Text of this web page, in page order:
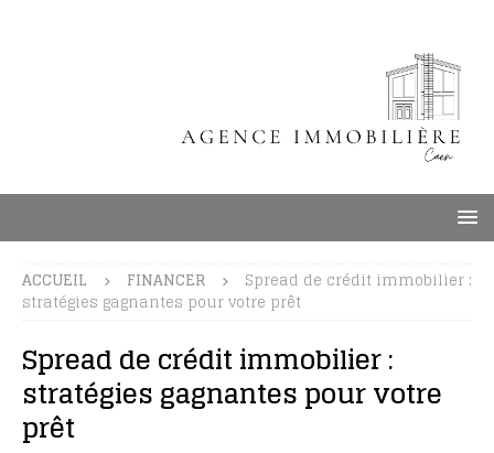
ACCUEIL FINANCER
Spread de crédit immobilier :
stratégies gagnantes pour votre prêt
Spread de crédit immobilier :
stratégies gagnantes pour votre
prêt